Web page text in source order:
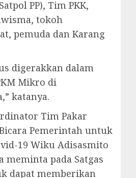
PP), Tim PKK,
tokoh
pemuda dan Karang
digerakkan dalam
Mikro di
katanya.
Tim Pakar
Pemerintah untuk
19 Wiku Adisasmito
meminta pada Satgas
dapat memberikan